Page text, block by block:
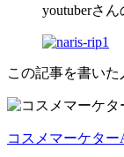
youtuberさ
この記事を書いた
コスメマーケター